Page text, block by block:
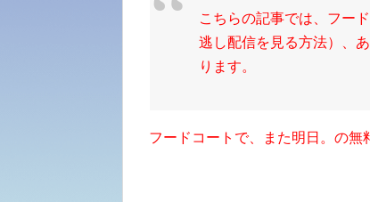
こちらの記事では、フー
逃し配信を見る方法）、
ります。
フードコートで、また明日。の無